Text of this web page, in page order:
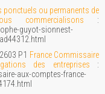
ponctuels ou permanents de
commercialisons :
guyot-sionnest-
P1 France Commissaire
des entreprises :
aux-comptes-france-